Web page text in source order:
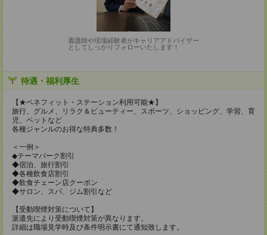
看護師や現場経験者がキャリアアドバイザー
としてしっかりフォローいたします！
待遇・福利厚生
【★ベネフィット・ステーション利用可能★】
旅行、グルメ、リラク＆ビューティー、スポーツ、ショッピング、学習、育
児、ペットなど
各種ジャンルのお得な特典多数！
＜一例＞
◆テーマパーク割引
◆宿泊、旅行割引
◆各種飲食店割引
◆飲食チェーン店クーポン
◆サロン、スパ、ジム割引など
【受動喫煙対策について】
派遣先により受動喫煙対策が異なります。
詳細は職場見学時及び条件明示書にて通知致します。